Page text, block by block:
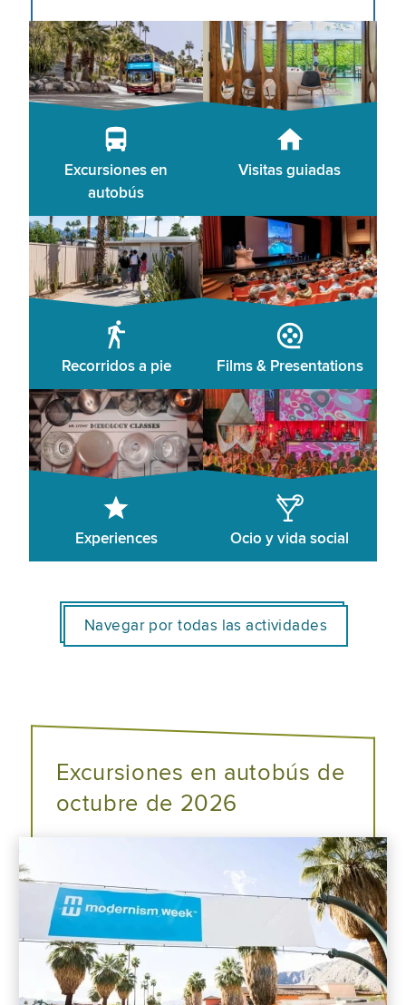
Excursiones en
autobús
Visitas guiadas
Recorridos a pie Films & Presentations
Experiences Ocio y vida social
Navegar por todas las actividades
Excursiones en autobús de
octubre de 2026